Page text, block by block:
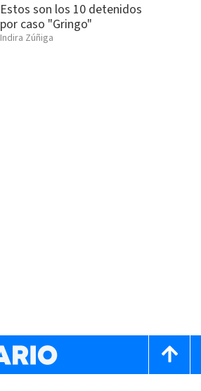
Estos son los 10 detenidos
por caso "Gringo"
Indira Zúñiga